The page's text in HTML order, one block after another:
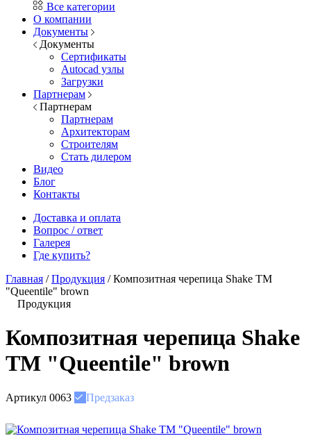
Все категории
О компании
Документы
Документы
Сертификаты
Autocad узлы
Загрузки
Партнерам
Партнерам
Партнерам
Архитекторам
Строителям
Стать дилером
Видео
Блог
Контакты
Доставка и оплата
Вопрос / ответ
Галерея
Где купить?
Главная / Продукция / Композитная черепица Shake ТМ
"Queentile" brown
Продукция
Композитная черепица Shake
ТМ "Queentile" brown
Артикул 0063 Предзаказ